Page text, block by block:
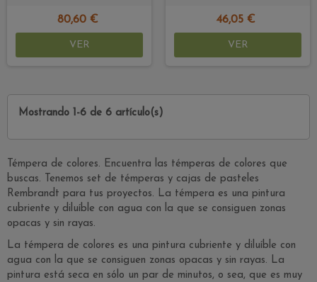
80,60 €
VER
46,05 €
VER
Mostrando 1-6 de 6 artículo(s)
Témpera de colores. Encuentra las témperas de colores que
buscas. Tenemos set de témperas y cajas de pasteles
Rembrandt para tus proyectos. La témpera es una pintura
cubriente y diluíble con agua con la que se consiguen zonas
opacas y sin rayas.
La témpera de colores es una pintura cubriente y diluíble con
agua con la que se consiguen zonas opacas y sin rayas. La
pintura está seca en sólo un par de minutos, o sea, que es muy